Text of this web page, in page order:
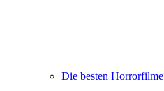
Die besten Horrorfilme